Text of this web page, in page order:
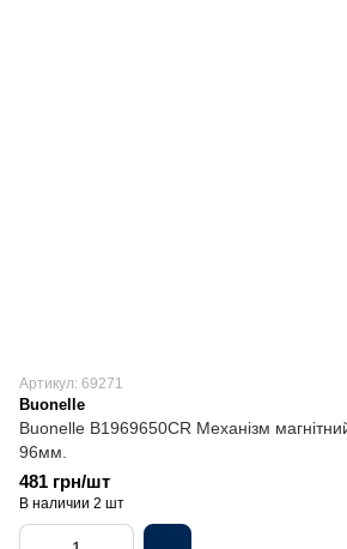
Артикул: 69271
Buonelle
Buonelle B1969650CR Механізм
96мм.
481 грн/шт
В наличии 2 шт